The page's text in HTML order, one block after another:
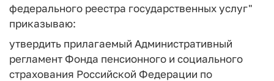
федерального реестра государственных услуг"
приказываю:
утвердить прилагаемый Административный
регламент Фонда пенсионного и социального
страхования Российской Федерации по